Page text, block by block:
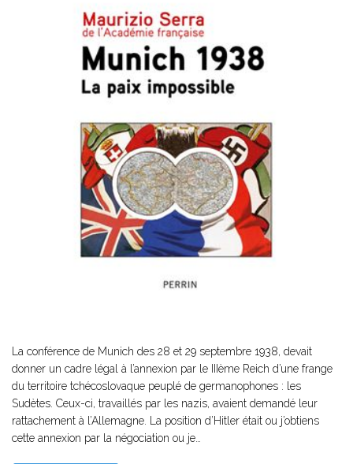
La conférence de Munich des 28 et 29 septembre 1938, devait
donner un cadre légal à l’annexion par le IIIème Reich d’une frange
du territoire tchécoslovaque peuplé de germanophones : les
Sudètes. Ceux-ci, travaillés par les nazis, avaient demandé leur
rattachement à l’Allemagne. La position d’Hitler était ou j’obtiens
cette annexion par la négociation ou je…